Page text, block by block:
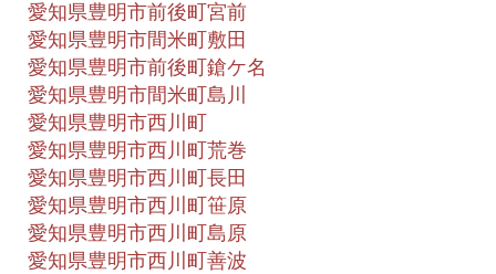
愛知県豊明市前後町宮前
愛知県豊明市間米町敷田
愛知県豊明市前後町鎗ケ名
愛知県豊明市間米町島川
愛知県豊明市西川町
愛知県豊明市西川町荒巻
愛知県豊明市西川町長田
愛知県豊明市西川町笹原
愛知県豊明市西川町島原
愛知県豊明市西川町善波